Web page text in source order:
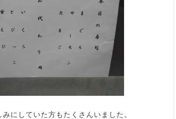
にしていた方もたくさんいました。